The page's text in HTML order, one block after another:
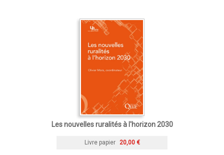
Les nouvelles ruralités à l'horizon 2030
Livre papier 20,00 €